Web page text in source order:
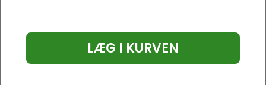
LÆG I KURVEN